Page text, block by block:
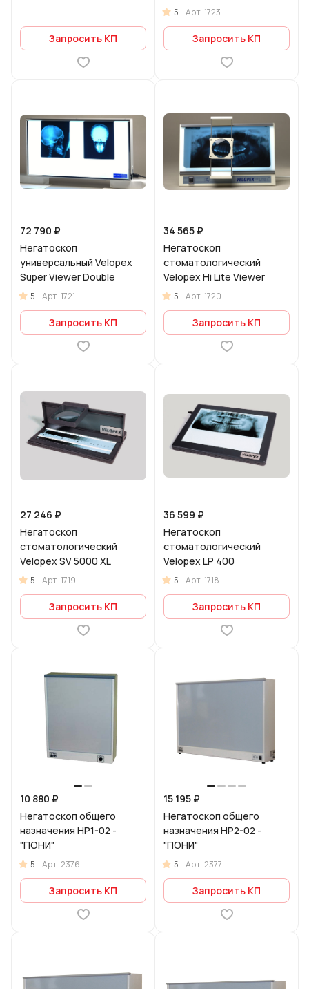
Запросить КП
5 Арт.1723
Запросить КП
72 790 ₽
Негатоскоп
универсальный Velopex
Super Viewer Double
5 Арт.1721
Запросить КП
34 565 ₽
Негатоскоп
стоматологический
Velopex Hi Lite Viewer
5 Арт.1720
Запросить КП
27 246 ₽
Негатоскоп
стоматологический
Velopex SV 5000 XL
5 Арт.1719
Запросить КП
36 599 ₽
Негатоскоп
стоматологический
Velopex LP 400
5 Арт.1718
Запросить КП
10 880 ₽
Негатоскоп общего
назначения НР1-02 -
"ПОНИ"
5 Арт.2376
Запросить КП
15 195 ₽
Негатоскоп общего
назначения НР2-02 -
"ПОНИ"
5 Арт.2377
Запросить КП